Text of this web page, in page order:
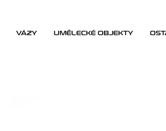
VÁZY UMĚLECKÉ OBJEKTY